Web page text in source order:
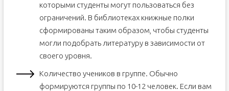
которыми студенты могут пользоваться без
ограничений. В библиотеках книжные полки
сформированы таким образом, чтобы студенты
могли подобрать литературу в зависимости от
своего уровня.
Количество учеников в группе. Обычно
формируются группы по 10-12 человек. Если вам